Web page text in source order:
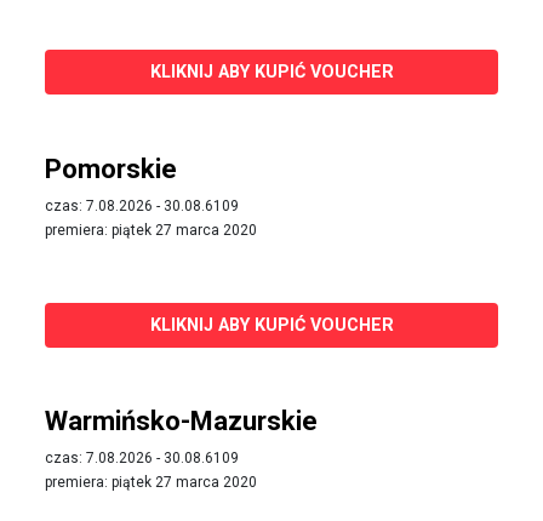
KLIKNIJ ABY KUPIĆ VOUCHER
Pomorskie
czas: 7.08.2026 - 30.08.6109
premiera: piątek 27 marca 2020
KLIKNIJ ABY KUPIĆ VOUCHER
Warmińsko-Mazurskie
czas: 7.08.2026 - 30.08.6109
premiera: piątek 27 marca 2020